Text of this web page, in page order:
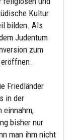
Kultur
bilden. Als
Judentum
zum
Friedländer
in der
einnahm,
bisher nur
man ihm nicht